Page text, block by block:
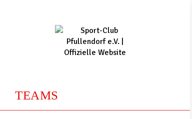
TEAMS